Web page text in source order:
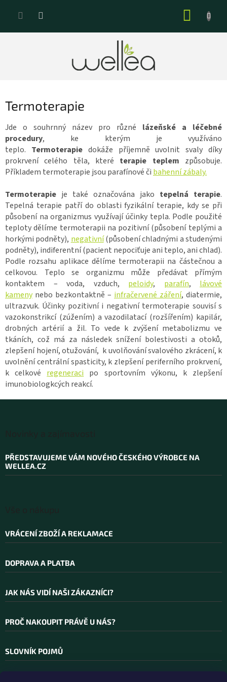
Termoterapie
Jde o souhrnný název pro různé lázeňské a léčebné
procedury, ke kterým je využíváno
teplo. Termoterapiedokáže příjemně uvolnit svaly díky
prokrvení celého těla, které terapie teplem způsobuje.
Příkladem termoterapie jsou parafínové či bahenní zábaly.
Termoterapie je také označována jako tepelná terapie.
Tepelná terapie patří do oblasti fyzikální terapie, kdy se při
působení na organizmus využívají účinky tepla. Podle použité
teploty dělíme termoterapii na pozitivní (působení teplými a
horkými podněty), negativní(působení chladnými a studenými
podněty), indiferentní (pacient nepociťuje ani teplo, ani chlad).
Podle rozsahu aplikace dělíme termoterapii na částečnou a
celkovou. Teplo se organizmu může předávat přímým
kontaktem – voda, vzduch, peloidy, parafín, lávové
kamenynebo bezkontaktně – infračervené záření, diatermie,
ultrazvuk. Účinky pozitivní i negativní termoterapie souvisí s
vazokonstrikcí (zúžením) a vazodilatací (rozšířením) kapilár,
drobných artérií a žil. To vede k zvýšení metabolizmu ve
tkáních, což má za následek snížení bolestivosti a otoků,
zlepšení hojení, otužování, k uvolňování svalového zkrácení, k
uvolnění centrální spasticity, k zlepšení periferního prokrvení,
k celkové regeneraci po sportovním výkonu, k zlepšení
imunobiologkcých reakcí.
PŘEDSTAVUJEME VÁM NOVÉHO ČESKÉHO VÝROBCE NA
WELLEA.CZ
VRÁCENÍ ZBOŽÍ A REKLAMACE
DOPRAVA A PLATBA
JAK NÁS VIDÍ NAŠI ZÁKAZNÍCI?
PROČ NAKOUPIT PRÁVĚ U NÁS?
SLOVNÍK POJMŮ